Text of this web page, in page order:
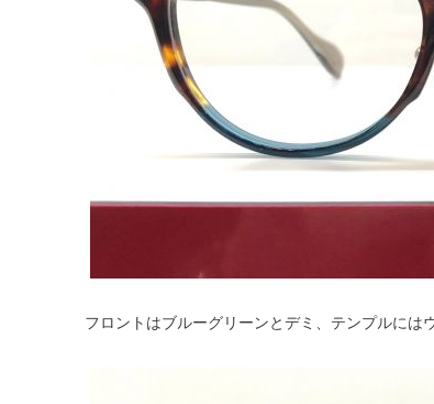
フロントはブルーグリーンとデミ、テンプルには